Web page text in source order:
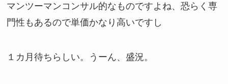
マンツーマンコンサル的なものですよね、恐らく専
門性もあるので単価かなり高いですし
１カ月待ちらしい。うーん、盛況。